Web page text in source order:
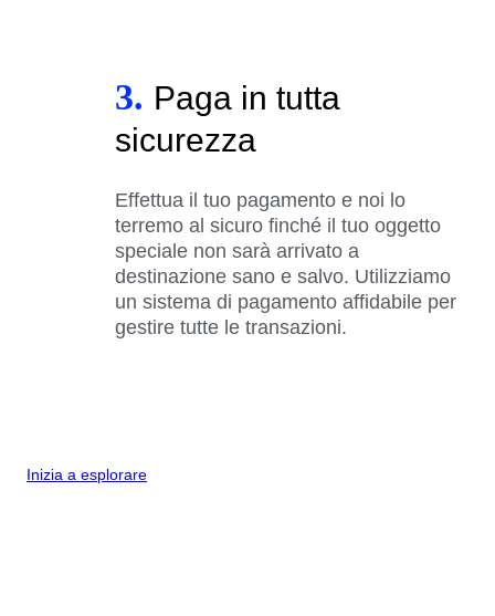
3. Paga in tutta
sicurezza
Effettua il tuo pagamento e noi lo
terremo al sicuro finché il tuo oggetto
speciale non sarà arrivato a
destinazione sano e salvo. Utilizziamo
un sistema di pagamento affidabile per
gestire tutte le transazioni.
Inizia a esplorare